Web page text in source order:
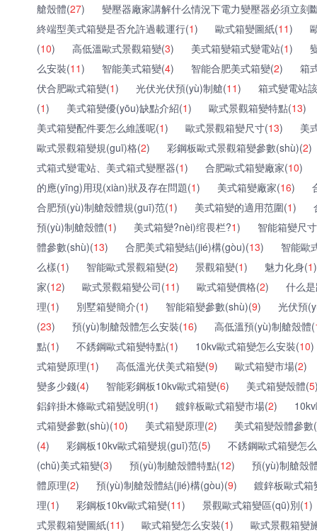
艙殼體(27)
變壓器廠家講解什么情況下電力變壓器必須立刻
終端型美式箱變是否允許過載運行(1) 歐式箱變圖紙(11)
(10) 高低溫歐式景觀箱變(3) 美式箱變箱式變電站(1)
么安裝(11) 智能美式箱變(4) 智能合肥美式箱變(2)
箱
伏合肥歐式箱變(1) 光伏光伏預(yù)制艙(11)
箱式變電站
(1) 美式箱變優(yōu)缺點介紹(1) 歐式景觀箱變特點(13)
美式箱變配件要怎么維護呢(1) 歐式景觀箱變尺寸(13)
美
歐式景觀箱變規(guī)格(2) 彩鋼板歐式景觀箱變參數(shù)(2)
式箱式變電站、美式箱式變壓器(1) 合肥歐式箱變廠家(10)
的應(yīng)用現(xiàn)狀及存在問題(1) 美式箱變廠家(16)
合肥預(yù)制艙殼體規(guī)范(1) 美式箱變的適用范圍(1)
預(yù)制艙殼體(1) 美式箱變?nèi)绾畏栏?1)
智能箱變尺
體參數(shù)(13) 合肥美式箱變結(jié)構(gòu)(13)
智能歐
么樣(1) 智能歐式景觀箱變(2) 景觀箱變(1) 魅力化身(1)
家(12) 歐式景觀箱變公司(11) 歐式箱變價格(2)
什么
理(1) 別墅箱變簡介(1) 智能箱變參數(shù)(9)
光伏預
(23) 預(yù)制艙殼體怎么安裝(16) 高低溫預(yù)制艙殼體(
點(1) 不銹鋼歐式箱變特點(1) 10kv歐式箱變怎么安裝(10)
式箱變原理(1) 高低溫光伏美式箱變(9) 歐式箱變市場(2)
變多少錢(4) 智能彩鋼板10kv歐式箱變(6) 美式箱變殼體(5
鋁鋅掛木條歐式箱變說明(1) 鍍鋅板歐式箱變市場(2)
式箱變參數(shù)(10) 美式箱變原理(2)
美式箱變殼體參
(4) 彩鋼板10kv歐式箱變規(guī)范(5)
不銹鋼歐式箱變怎
(chǔ)美式箱變(3) 預(yù)制艙殼體特點(12)
預(yù)制艙殼
體原理(2) 預(yù)制艙殼體結(jié)構(gòu)(9)
鍍鋅板歐式箱
理(1) 彩鋼板10kv歐式箱變(11) 景觀歐式箱變區(qū)別(1)
式景觀箱變圖紙(11) 歐式箱變怎么安裝(1)
歐式景觀箱變